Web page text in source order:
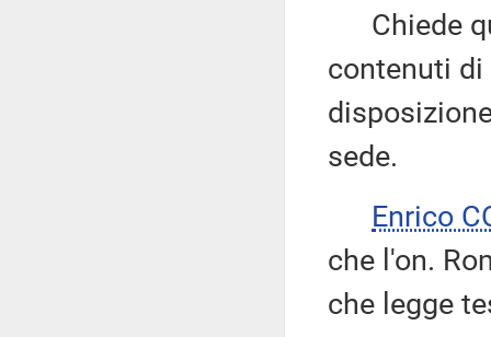
Chiede
contenuti di
sede.
Enrico
che l'on.
che legge